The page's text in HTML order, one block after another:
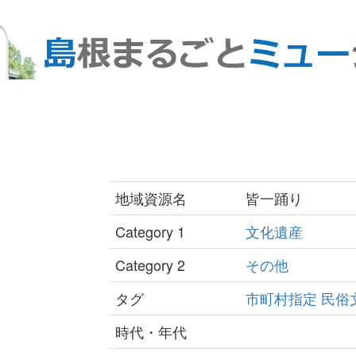
地域資源名
皆一踊り
Category 1
文化遺産
Category 2
その他
タグ
市町村指定 民俗
時代・年代